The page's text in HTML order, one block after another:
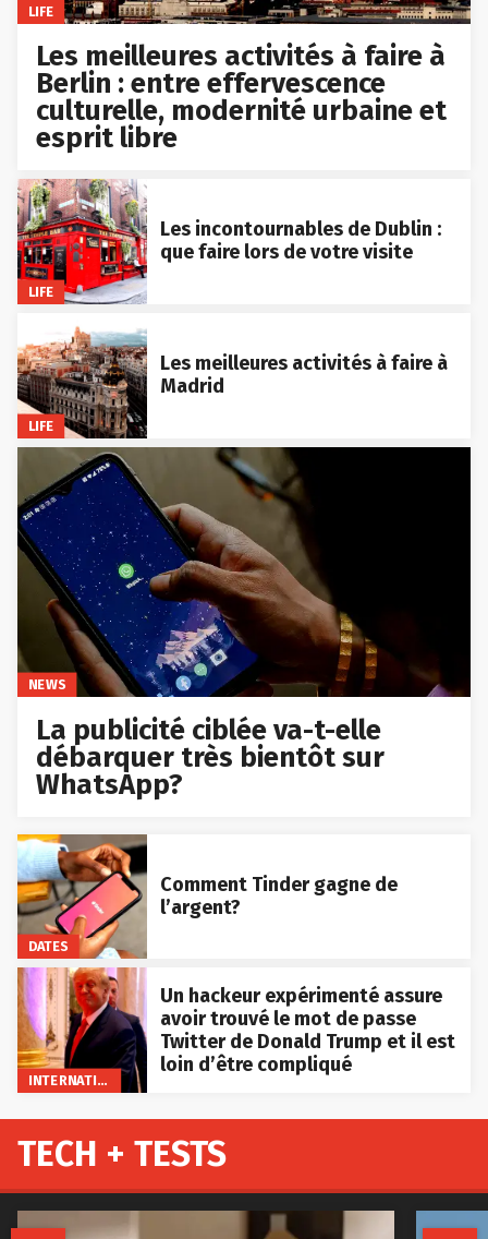
LIFE
Les meilleures activités à faire à
Berlin : entre effervescence
culturelle, modernité urbaine et
esprit libre
LIFE
Les incontournables de Dublin :
que faire lors de votre visite
LIFE
Les meilleures activités à faire à
Madrid
NEWS
La publicité ciblée va-t-elle
débarquer très bientôt sur
WhatsApp?
DATES
Comment Tinder gagne de
l’argent?
INTERNATIONAL
Un hackeur expérimenté assure
avoir trouvé le mot de passe
Twitter de Donald Trump et il est
loin d’être compliqué
TECH + TESTS